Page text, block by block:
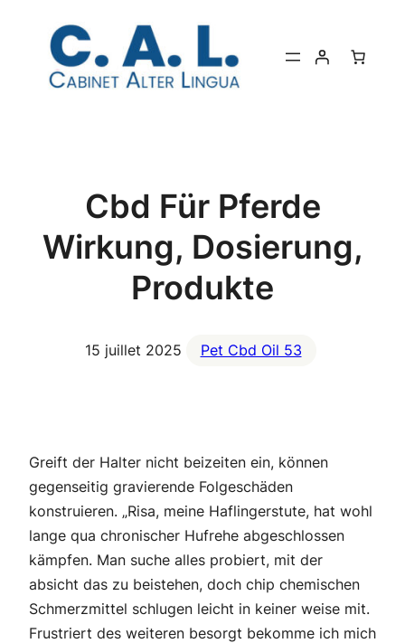
contenu
Cbd Für Pferde
Wirkung, Dosierung,
Produkte
15 juillet 2025 Pet Cbd Oil 53
Greift der Halter nicht beizeiten ein, können
gegenseitig gravierende Folgeschäden
konstruieren. „Risa, meine Haflingerstute, hat wohl
lange qua chronischer Hufrehe abgeschlossen
kämpfen. Man suche alles probiert, mit der
absicht das zu beistehen, doch chip chemischen
Schmerzmittel schlugen leicht in keiner weise mit.
Frustriert des weiteren besorgt bekomme ich mich